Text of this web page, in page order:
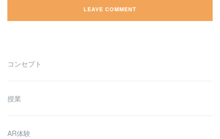
コンセプト
授業
AR体験